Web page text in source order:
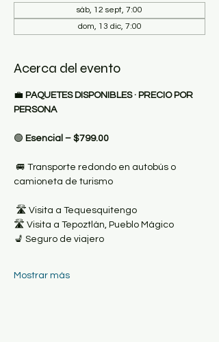
sáb, 12 sept, 7:00
dom, 13 dic, 7:00
Acerca del evento
💼 PAQUETES DISPONIBLES · PRECIO POR
PERSONA
🟢 Esencial – $799.00
camioneta de turismo
🛣 Visita a Tequesquitengo
🛣 Visita a Tepoztlán, Pueblo Mágico
💺 Seguro de viajero
Mostrar más